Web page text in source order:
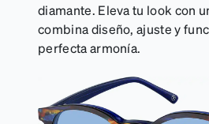
diamante. Eleva tu look con
combina diseño, ajuste y
perfecta armonía.